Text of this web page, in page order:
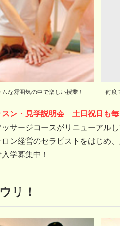
ムな雰囲気の中で楽しい授業！ 何度
ン・見学説明会 土日祝日も毎
ッサージコースがリニューアル
ン経営のセラピストをはじめ
学募集中！
リ！